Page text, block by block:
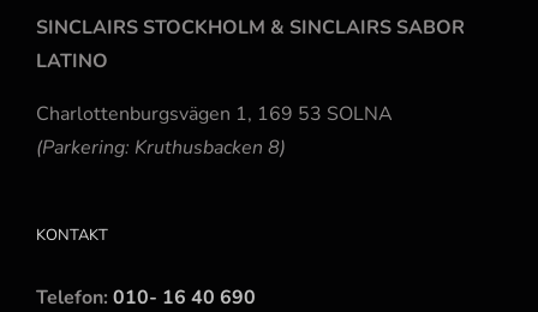
SINCLAIRS STOCKHOLM & SINCLAIRS SABOR
LATINO
Charlottenburgsvägen 1, 169 53 SOLNA
(Parkering: Kruthusbacken 8)
KONTAKT
Telefon: 010- 16 40 690